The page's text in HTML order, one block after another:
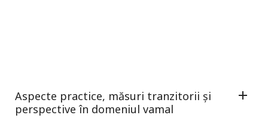
Aspecte practice, măsuri tranzitorii și
perspective în domeniul vamal